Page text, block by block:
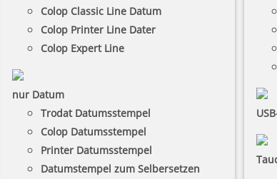
Colop Classic Line Datum
Colop Printer Line Dater
Colop Expert Line
nur Datum
Trodat Datumsstempel
Colop Datumsstempel
Printer Datumsstempel
Datumstempel zum Selbersetzen